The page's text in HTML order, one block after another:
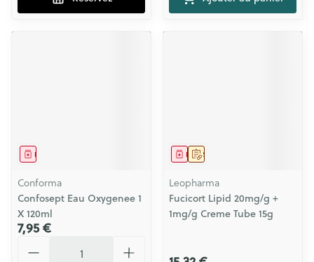
Médicament
Conforma
Confosept Eau Oxygenee 1
X 120ml
7,95 €
Sur prescription
Médicament
Leopharma
Fucicort Lipid 20mg/g +
1mg/g Creme Tube 15g